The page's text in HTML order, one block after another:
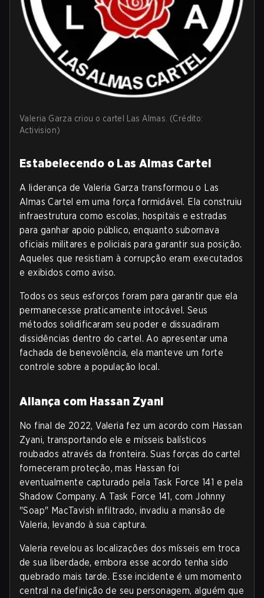
Valeria Garza criou o cartel Las Almas. (Crédito:
Activision)
Estabelecendo o Las Almas Cartel
A liderança de Valeria Garza transformou o Las
Almas Cartel em uma força formidável. Ela construiu
infraestrutura como escolas, hospitais e estradas
para ganhar apoio público, enquanto subornava
oficiais militares e policiais para garantir sua posição.
Aqueles que resistiam à corrupção eram executados
e exibidos como aviso.
Todos os seus esforços foram para garantir que ela
permanecesse praticamente intocável. Seus
métodos solidificaram seu poder e dissuadiram
dissidências dentro do cartel. Ao apresentar uma
fachada de benevolência, ela manteve um forte
controle sobre a população local.
Aliança com Hassan Zyani
No final de 2022, Valeria fez um acordo com Hassan
Zyani, transportando ele e mísseis balísticos
roubados através da fronteira. Suas forças do cartel
forneceram proteção, mas Hassan foi
eventualmente capturado pela Task Force 141 e pela
Shadow Company. A Task Force 141, com Johnny
"Soap" MacTavish infiltrado, invadiu a mansão de
Valeria, levando à sua captura.
Valeria revelou as localizações dos mísseis em troca
de sua liberdade, embora esse acordo tenha sido
quebrado mais tarde. Esse incidente é um momento
central na definição de seu personagem, alguém que